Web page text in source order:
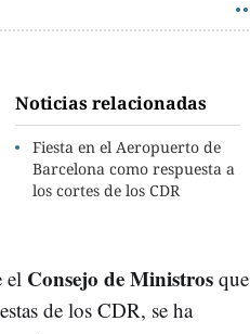
Noticias relacionadas
Fiesta en el Aeropuerto de
Barcelona como respuesta a
los cortes de los CDR
el Consejo de Ministros que
de los CDR, se ha